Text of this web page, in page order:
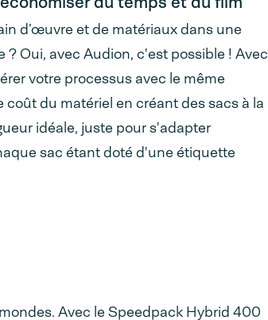
d’œuvre et de matériaux dans une
Oui, avec Audion, c'est possible ! Avec
votre processus avec le même
coût du matériel en créant des sacs à la
idéale, juste pour s'adapter
sac étant doté d'une étiquette
Avec le Speedpack Hybrid 400